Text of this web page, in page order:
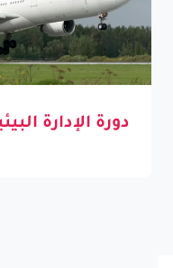
دورة الإدارة